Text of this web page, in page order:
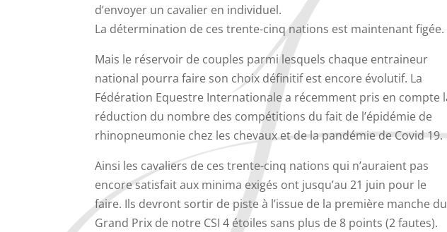
d’envoyer un cavalier en individuel.
La détermination de ces trente-cinq nations est maintenant figée.
Mais le réservoir de couples parmi lesquels chaque entraineur
national pourra faire son choix définitif est encore évolutif. La
Fédération Equestre Internationale a récemment pris en compte
réduction du nombre des compétitions du fait de l’épidémie de
rhinopneumonie chez les chevaux et de la pandémie de Covid 19.
Ainsi les cavaliers de ces trente-cinq nations qui n’auraient pas
encore satisfait aux minima exigés ont jusqu’au 21 juin pour le
faire. Ils devront sortir de piste à l’issue de la première manche du
Grand Prix de notre CSI 4 étoiles sans plus de 8 points (2 fautes).